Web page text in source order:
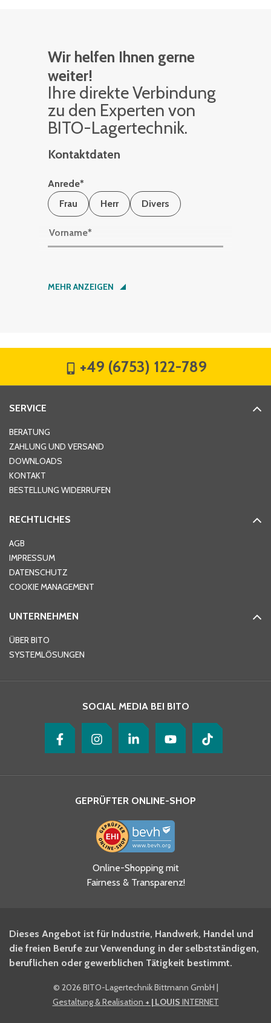
Wir helfen Ihnen gerne
weiter!
Ihre di­rek­te Ver­bin­dung
zu den Ex­per­ten von
BITO-La­ger­tech­nik.
Kontaktdaten
Anrede*
Frau
Herr Divers
Vorname*
Nachname*
Hausnummer
Ort*
Telefon
Ja, ich habe die
Datenschutzhinweise gelesen
und akzeptiere diese.
BITO Newsletter Fachwissen
Intralogistiker anmelden.
Ja, ich möchte mich für den
BITO Shop-Newsletter
MEHR ANZEIGEN
+49 (6753) 122-789
SERVICE
BERATUNG
ZAHLUNG UND VERSAND
DOWNLOADS
KONTAKT
BESTELLUNG WIDERRUFEN
RECHTLICHES
AGB
IMPRESSUM
DATENSCHUTZ
COOKIE MANAGEMENT
UNTERNEHMEN
ÜBER BITO
SYSTEMLÖSUNGEN
SOCIAL MEDIA BEI BITO
GEPRÜFTER ONLINE-SHOP
Online-Shopping mit
Fairness & Transparenz!
Dieses Angebot ist für Industrie, Handwerk, Handel und
die freien Berufe zur Verwendung in der selbstständigen,
beruflichen oder gewerblichen Tätigkeit bestimmt.
© 2026 BITO-Lagertechnik Bittmann GmbH |
Gestaltung & Realisation + | LOUIS INTERNET